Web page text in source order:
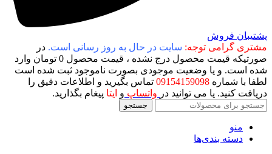
پشتیبان فروش
مشتری گرامی توجه: سایت در حال به روز رسانی است. در
صورتیکه قیمت محصول درج نشده ، قیمت محصول 0 تومان وارد
شده است. و یا وضعیت موجودی بصورت ناموجود ثبت شده است
لطفا با شماره 09154159098 تماس بگیرید و اطلاعات دقیق را
دریافت کنید. یا می توانید در واتساپ و ایتا پیغام بگذارید.
جستجو
منو
دسته بندی‌ها